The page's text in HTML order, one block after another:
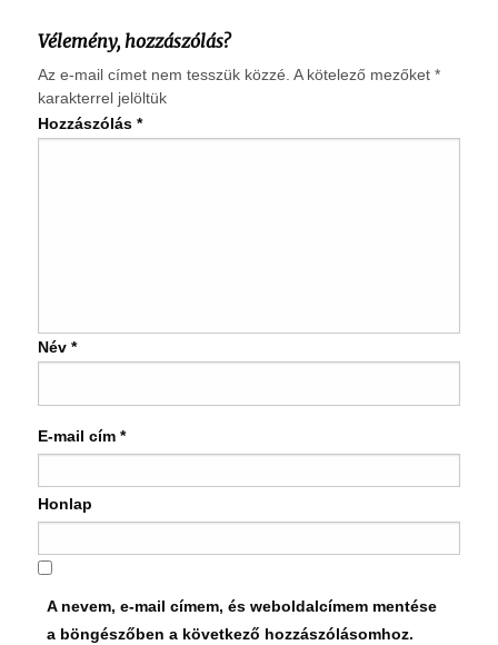
Vélemény, hozzászólás?
Az e-mail címet nem tesszük közzé. A kötelező mezőket *
karakterrel jelöltük
Hozzászólás *
Név *
E-mail cím *
Honlap
A nevem, e-mail címem, és weboldalcímem mentése
a böngészőben a következő hozzászólásomhoz.